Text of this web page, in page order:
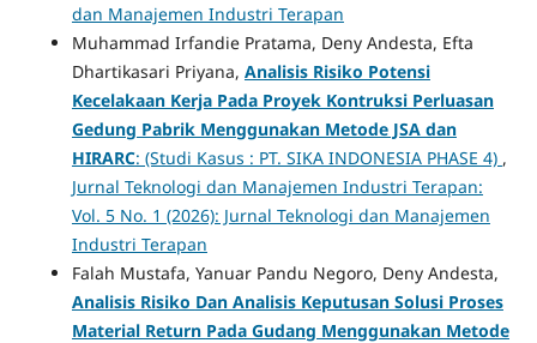
dan Manajemen Industri Terapan
Muhammad Irfandie Pratama, Deny Andesta, Efta
Dhartikasari Priyana, Analisis Risiko Potensi
Kecelakaan Kerja Pada Proyek Kontruksi Perluasan
Gedung Pabrik Menggunakan Metode JSA dan
HIRARC: (Studi Kasus : PT. SIKA INDONESIA PHASE 4) ,
Jurnal Teknologi dan Manajemen Industri Terapan:
Vol. 5 No. 1 (2026): Jurnal Teknologi dan Manajemen
Industri Terapan
Falah Mustafa, Yanuar Pandu Negoro, Deny Andesta,
Analisis Risiko Dan Analisis Keputusan Solusi Proses
Material Return Pada Gudang Menggunakan Metode